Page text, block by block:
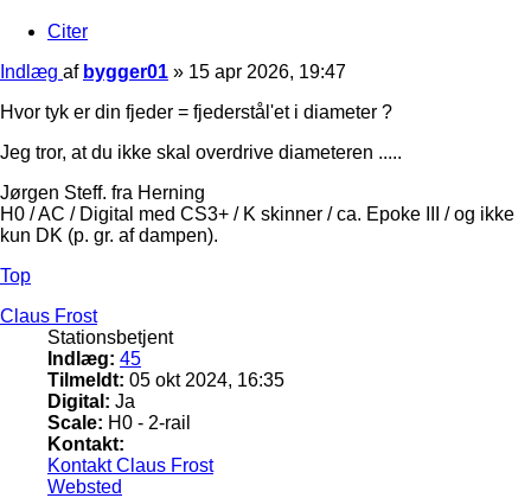
Citer
Indlæg af bygger01 » 15 apr 2026, 19:47
Hvor tyk er din fjeder = fjederstål'et i diameter ?
Jeg tror, at du ikke skal overdrive diameteren .....
Jørgen Steff. fra Herning
H0 / AC / Digital med CS3+ / K skinner / ca. Epoke III / og ikke
kun DK (p. gr. af dampen).
Top
Claus Frost
Stationsbetjent
Indlæg: 45
Tilmeldt: 05 okt 2024, 16:35
Digital: Ja
Scale: H0 - 2-rail
Kontakt:
Kontakt Claus Frost
Websted